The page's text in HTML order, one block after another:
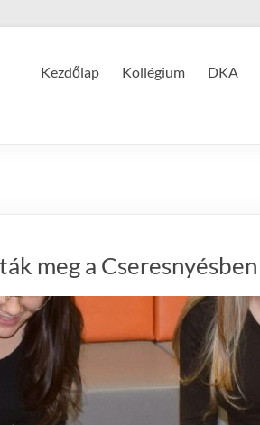
Kezdőlap Kollégium DKA
meg a Cseresnyésben